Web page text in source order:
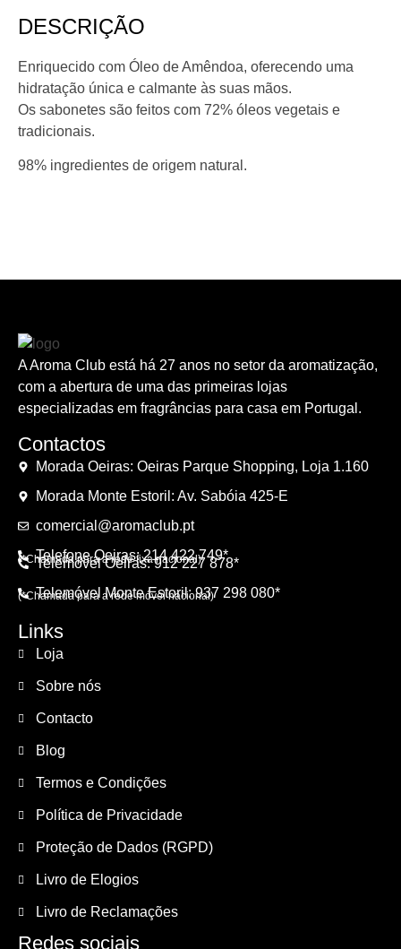
DESCRIÇÃO
Enriquecido com Óleo de Amêndoa, oferecendo uma
hidratação única e calmante às suas mãos.
Os sabonetes são feitos com 72% óleos vegetais e
tradicionais.
98% ingredientes de origem natural.
A Aroma Club está há 27 anos no setor da aromatização,
com a abertura de uma das primeiras lojas
especializadas em fragrâncias para casa em Portugal.
Contactos
Morada Oeiras: Oeiras Parque Shopping, Loja 1.160
Morada Monte Estoril: Av. Sabóia 425-E
comercial@aromaclub.pt
Telefone Oeiras: 214 422 749*
(*Chamada para a rede fixa nacional)
Telemóvel Oeiras: 912 227 878*
Telemóvel Monte Estoril: 937 298 080*
(*Chamada para a rede móvel nacional)
Links
Loja
Sobre nós
Contacto
Blog
Termos e Condições
Política de Privacidade
Proteção de Dados (RGPD)
Livro de Elogios
Livro de Reclamações
Redes sociais